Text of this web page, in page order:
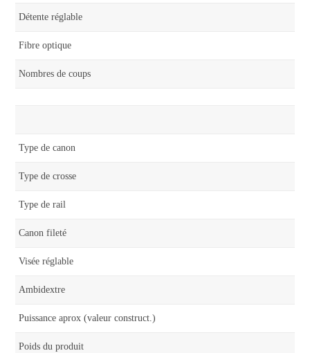
Détente réglable
Fibre optique
Nombres de coups
Type de canon
Type de crosse
Type de rail
Canon fileté
Visée réglable
Ambidextre
Puissance aprox (valeur construct.)
Poids du produit